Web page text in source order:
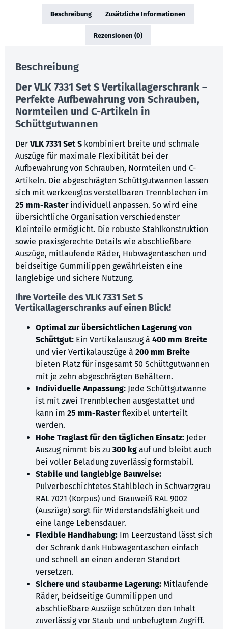
Beschreibung Zusätzliche Informationen
Rezensionen (0)
Beschreibung
DerVLK 7331 Set SVertikallagerschrank –
Perfekte Aufbewahrung von Schrauben,
Normteilen und C-Artikeln in
Schüttgutwannen
Der VLK 7331 Set S kombiniert breite und schmale
Auszüge für maximale Flexibilität bei der
Aufbewahrung von Schrauben, Normteilen und C-
Artikeln. Die abgeschrägten Schüttgutwannen lassen
sich mit werkzeuglos verstellbaren Trennblechen im
25 mm-Rasterindividuell anpassen. So wird eine
übersichtliche Organisation verschiedenster
Kleinteile ermöglicht. Die robuste Stahlkonstruktion
sowie praxisgerechte Details wie abschließbare
Auszüge, mitlaufende Räder, Hubwagentaschen und
beidseitige Gummilippen gewährleisten eine
langlebige und sichere Nutzung.
Ihre Vorteile desVLK 7331 Set S
Vertikallagerschranks auf einen Blick!
Optimal zur übersichtlichen Lagerung von
Schüttgut: Ein Vertikalauszug à 400 mm Breite
und vier Vertikalauszüge à 200 mm Breite
bieten Platz für insgesamt 50 Schüttgutwannen
mit je zehn abgeschrägten Behältern.
Individuelle Anpassung: Jede Schüttgutwanne
ist mit zwei Trennblechen ausgestattet und
kann im 25 mm-Rasterflexibel unterteilt
werden.
Hohe Traglast für den täglichen Einsatz: Jeder
Auszug nimmt bis zu 300 kg auf und bleibt auch
bei voller Beladung zuverlässig formstabil.
Stabile und langlebige Bauweise:
Pulverbeschichtetes Stahlblech in Schwarzgrau
RAL 7021 (Korpus) und Grauweiß RAL 9002
(Auszüge) sorgt für Widerstandsfähigkeit und
eine lange Lebensdauer.
Flexible Handhabung: Im Leerzustand lässt sich
der Schrank dank Hubwagentaschen einfach
und schnell an einen anderen Standort
versetzen.
Sichere und staubarme Lagerung: Mitlaufende
Räder, beidseitige Gummilippen und
abschließbare Auszüge schützen den Inhalt
zuverlässig vor Staub und unbefugtem Zugriff.